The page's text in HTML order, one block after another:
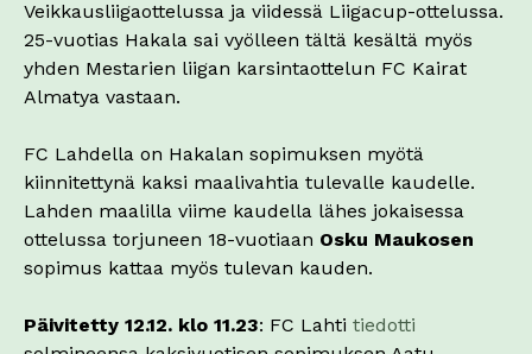
Veikkausliigaottelussa ja viidessä Liigacup-ottelussa.
25-vuotias Hakala sai vyölleen tältä kesältä myös
yhden Mestarien liigan karsintaottelun FC Kairat
Almatya vastaan.
FC Lahdella on Hakalan sopimuksen myötä
kiinnitettynä kaksi maalivahtia tulevalle kaudelle.
Lahden maalilla viime kaudella lähes jokaisessa
ottelussa torjuneen 18-vuotiaan Osku Maukosen
sopimus kattaa myös tulevan kauden.
Päivitetty 12.12. klo 11.23: FC Lahti tiedotti